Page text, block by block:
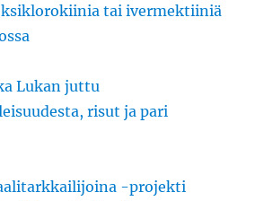
tai ivermektiiniä
Lukan juttu
risut ja pari
-projekti